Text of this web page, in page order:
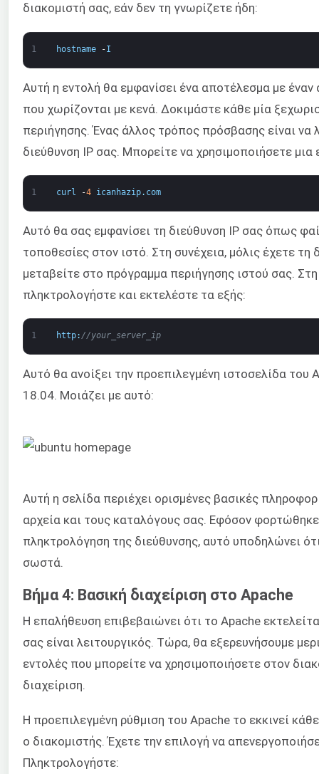
διακομιστή σας, εάν δεν τη γνωρίζετε ήδη:
1 hostname -I
Αυτή η εντολή θα εμφανίσει ένα αποτέλεσμα με έναν
που χωρίζονται με κενά. Δοκιμάστε κάθε μία
περιήγησης. Ένας άλλος τρόπος πρόσβασης είναι να
διεύθυνση IP σας. Μπορείτε να χρησιμοποιήσετε
1 curl -4 icanhazip. com
Αυτό θα σας εμφανίσει τη διεύθυνση IP σας όπως
τοποθεσίες στον ιστό. Στη συνέχεια, μόλις έχετε τη
μεταβείτε στο πρόγραμμα περιήγησης ιστού σας.
πληκτρολογήστε και εκτελέστε τα εξής:
1 http: //your_server_ip
Αυτό θα ανοίξει την προεπιλεγμένη ιστοσελίδα του
18.04. Μοιάζει με αυτό:
Αυτή η σελίδα περιέχει ορισμένες βασικές
αρχεία και τους καταλόγους σας. Εφόσον
πληκτρολόγηση της διεύθυνσης, αυτό υποδηλώνει
σωστά.
Βήμα 4: Βασική διαχείριση στο Apache
Η επαλήθευση επιβεβαιώνει ότι το Apache
σας είναι λειτουργικός. Τώρα, θα εξερευνήσουμε
εντολές που μπορείτε να χρησιμοποιήσετε στον
διαχείριση.
Η προεπιλεγμένη ρύθμιση του Apache το εκκινεί
ο διακομιστής. Έχετε την επιλογή να
Πληκτρολογήστε: